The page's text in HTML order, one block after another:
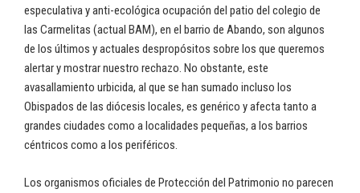
especulativa y anti-ecológica ocupación del patio del colegio de
las Carmelitas (actual BAM), en el barrio de Abando, son algunos
de los últimos y actuales despropósitos sobre los que queremos
alertar y mostrar nuestro rechazo. No obstante, este
avasallamiento urbicida, al que se han sumado incluso los
Obispados de las diócesis locales, es genérico y afecta tanto a
grandes ciudades como a localidades pequeñas, a los barrios
céntricos como a los periféricos.
Los organismos oficiales de Protección del Patrimonio no parecen